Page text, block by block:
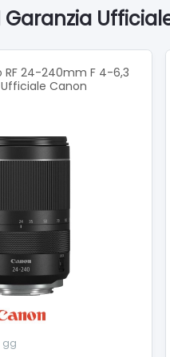
Garanzia
24-240mm F 4-6,3
Ufficiale Canon
gg